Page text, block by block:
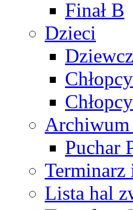
Finał B
Dzieci
Puchar
Terminarz
Lista hal